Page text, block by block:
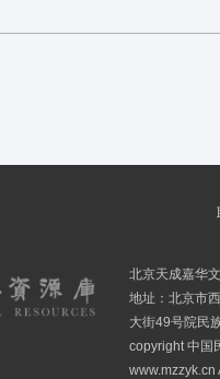
北京天成嘉华
地址：北京市
大街49号院民
copyright 中国